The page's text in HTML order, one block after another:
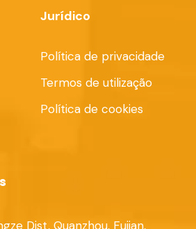
Jurídico
Política de privacidade
Termos de utilização
Política de cookies
Dist, Quanzhou, Fujian,